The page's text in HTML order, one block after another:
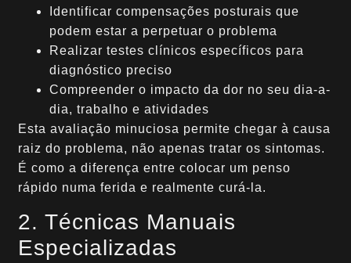
Identificar compensações posturais que
podem estar a perpetuar o problema
Realizar testes clínicos específicos para
diagnóstico preciso
Compreender o impacto da dor no seu dia-a-
dia, trabalho e atividades
Esta avaliação minuciosa permite chegar à causa
raiz do problema, não apenas tratar os sintomas.
É como a diferença entre colocar um penso
rápido numa ferida e realmente curá-la.
2. Técnicas Manuais
Especializadas